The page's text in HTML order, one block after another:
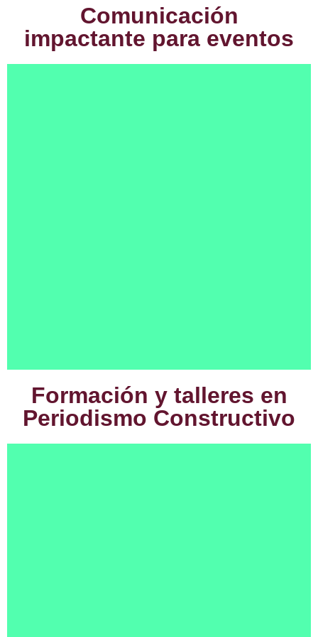
Comunicación
impactante para eventos​
Formación y talleres en
Periodismo Constructivo